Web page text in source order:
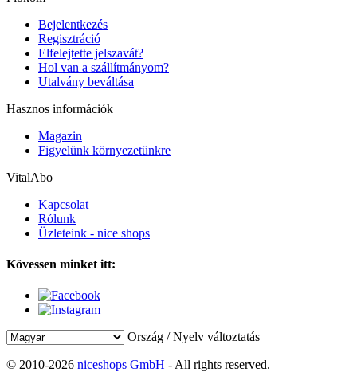
Bejelentkezés
Regisztráció
Elfelejtette jelszavát?
Hol van a szállítmányom?
Utalvány beváltása
Hasznos információk
Magazin
Figyelünk környezetünkre
VitalAbo
Kapcsolat
Rólunk
Üzleteink - nice shops
Kövessen minket itt:
Ország / Nyelv változtatás
© 2010-2026 niceshops GmbH - All rights reserved.